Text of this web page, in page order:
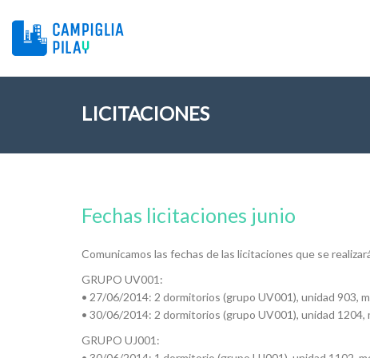
LICITACIONES
Fechas licitaciones junio
Comunicamos las fechas de las licitaciones que se
GRUPO UV001:
• 27/06/2014: 2 dormitorios (grupo UV001), unidad 903,
• 30/06/2014: 2 dormitorios (grupo UV001), unidad
GRUPO UJ001: